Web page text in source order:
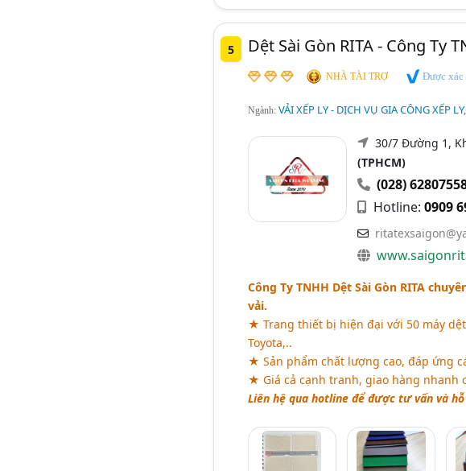
5 Dệt Sài Gòn RITA - Công Ty
NHÀ TÀI TRỢ Được xác
Ngành: VẢI XẾP LY - DỊCH VỤ GIA CÔNG XẾP
30/7 Đường 1,
(TPHCM)
(028)
Hotline: 0909
Công Ty TNHH Dệt Sài Gòn RITA
vải.
★ Trang thiết bị hiện đại với 50 máy
Toyota,..
★ Sản phẩm chất lượng cao, đáp ứng
★ Giá cả cạnh tranh, giao hàng nhanh
Liên hệ qua hotline để được tư vấn và